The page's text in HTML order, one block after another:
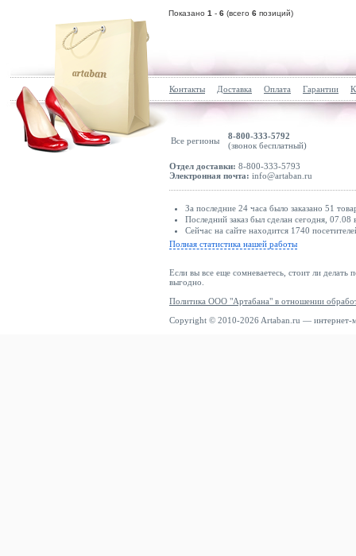
Показано 1 - 6 (всего 6 позиций)
Контакты Доставка Оплата Гарантии
Все регионы
8-800-333-5792
(звонок бесплатный)
Отдел доставки: 8-800-333-5793
Электронная почта: info@artaban.ru
За последние 24 часа было заказано 51
Последний заказ был сделан сегодня,
Сейчас на сайте находится 1740
Полная статистика нашей работы
Если вы все еще сомневаетесь, стоит ли делать
выгодно.
Политика ООО "Артабана" в отношении
Copyright © 2010-2026 Artaban.ru — интернет-